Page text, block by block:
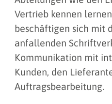
Vertrieb kennen
beschäftigen sich mit
anfallenden
Kommunikation mit
Kunden, den
Auftragsbearbeitung.